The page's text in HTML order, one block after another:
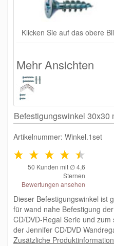
Klicken Sie auf das obere
Mehr Ansichten
Befestigungswinkel 30x30
Artikelnummer: Winkel.1set
50 Kunden mit ∅4,6
Sternen
Bewertungen ansehen
Dieser Befestigungswinkel ist
für wand nahe Befestigung der
CD/DVD-Regal Serie und zum
der Jennifer CD/DVD
Zusätzliche